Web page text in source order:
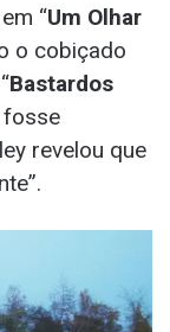
“Um Olhar
o cobiçado
Bastardos
fosse
revelou que